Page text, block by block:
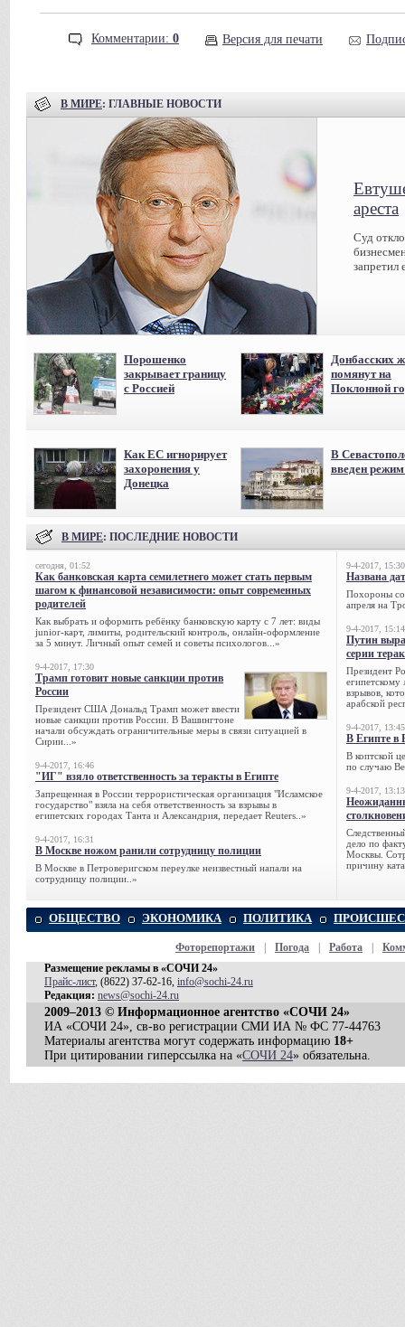
Комментарии: 0 Версия для печати
В МИРЕ: ГЛАВНЫЕ НОВОСТИ
ареста
Суд
запретил
Порошенко
закрывает границу
с Россией
Донбасских
помянут на
Поклонной
Как ЕС игнорирует
захоронения у
Донецка
В
введен
В МИРЕ: ПОСЛЕДНИЕ НОВОСТИ
сегодня, 01:52
Как банковская карта семилетнего может стать первым
шагом к финансовой независимости: опыт современных
родителей
Как выбрать и оформить ребёнку банковскую карту с 7 лет: виды
junior-карт, лимиты, родительский контроль, онлайн-оформление
за 5 минут. Личный опыт семей и советы психологов...»
9-4-2017, 17:30
Трамп готовит новые санкции против
России
Президент США Дональд Трамп может ввести
новые санкции против России. В Вашингтоне
начали обсуждать ограничительные меры в связи ситуацией в
Сирии...»
9-4-2017, 16:46
"ИГ" взяло ответственность за теракты в Египте
Запрещенная в России террористическая организация "Исламское
государство" взяла на себя ответственность за взрывы в
египетских городах Танта и Александрия, передает Reuters..»
9-4-2017, 16:31
В Москве ножом ранили сотрудницу полиции
В Москве в Петроверигском переулке неизвестный напали на
сотрудницу полиции..»
9-4-2017, 15:30
Названа
Похороны
апреля на
9-4-2017, 15:14
Путин
серии
Президент
египетскому
взрывов,
арабской
9-4-2017, 13:45
В Египте в
В коптской
по случаю
9-4-2017, 13:13
дело по
Москвы.
причину
ОБЩЕСТВО ЭКОНОМИКА ПОЛИТИКА
Фоторепортажи Погода Работа
Размещение рекламы в «СОЧИ 24»
Прайс-лист, (8622) 37-62-16, info@sochi-24.ru
Редакция: news@sochi-24.ru
2009–2013 © Информационное агентство «СОЧИ 24»
ИА «СОЧИ 24», св-во регистрации СМИ ИА № ФС 77-44763
Материалы агентства могут содержать информацию 18+
При цитировании гиперссылка на «СОЧИ 24» обязательна.